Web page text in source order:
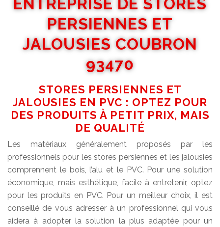
ENTREPRISE DE STORES
PERSIENNES ET
JALOUSIES COUBRON
93470
STORES PERSIENNES ET
JALOUSIES EN PVC : OPTEZ POUR
DES PRODUITS À PETIT PRIX, MAIS
DE QUALITÉ
Les matériaux généralement proposés par les
professionnels pour les stores persiennes et les jalousies
comprennent le bois, l’alu et le PVC. Pour une solution
économique, mais esthétique, facile à entretenir, optez
pour les produits en PVC. Pour un meilleur choix, il est
conseillé de vous adresser à un professionnel qui vous
aidera à adopter la solution la plus adaptée pour un